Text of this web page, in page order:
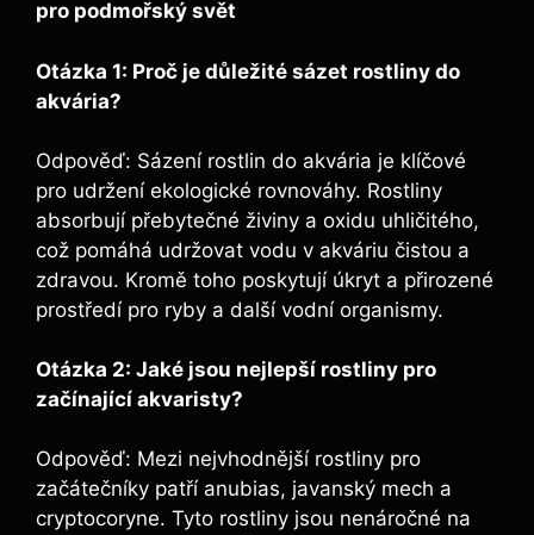
pro⁤ podmořský svět
Otázka 1: Proč je důležité sázet ⁢rostliny​ do
akvária?
Odpověď: Sázení rostlin do akvária ⁢je klíčové
‌pro udržení ekologické ⁤rovnováhy. Rostliny
absorbují přebytečné⁢ živiny a oxidu uhličitého,
což pomáhá udržovat vodu v akváriu čistou a
zdravou. ⁣Kromě toho poskytují⁣ úkryt a přirozené
‌prostředí pro ryby a další vodní organismy.
Otázka 2: Jaké jsou nejlepší rostliny pro
začínající akvaristy?
Odpověď: Mezi nejvhodnější rostliny⁤ pro
začátečníky ‌patří anubias,‍ javanský mech a
cryptocoryne. Tyto rostliny jsou nenáročné na